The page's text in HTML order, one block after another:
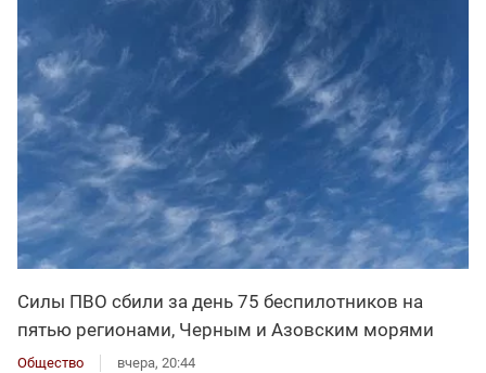
Силы ПВО сбили за день 75 беспилотников на
пятью регионами, Черным и Азовским морями
Общество вчера, 20:44